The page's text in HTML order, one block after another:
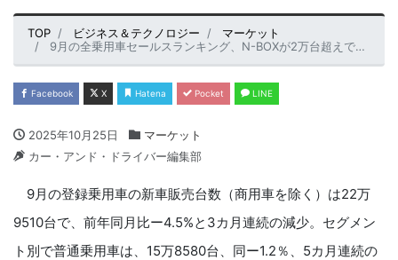
TOP ビジネス＆テクノロジー
マーケット
9月の全乗用車セールスランキング、N-BOXが2万台超えで首位をキープ（25年9月の軽を含む全乗用車 国内販売台数ランキングTOP20とブランド別販売台数 ）
Facebook X Hatena Pocket LINE
2025年10月25日
マーケット
カー・アンド・ドライバー編集部
9月の登録乗用車の新車販売台数（商用車を除く）は22万
9510台で、前年同月比ー4.5%と3カ月連続の減少。セグメン
ト別で普通乗用車は、15万8580台、同ー1.2％、5カ月連続の